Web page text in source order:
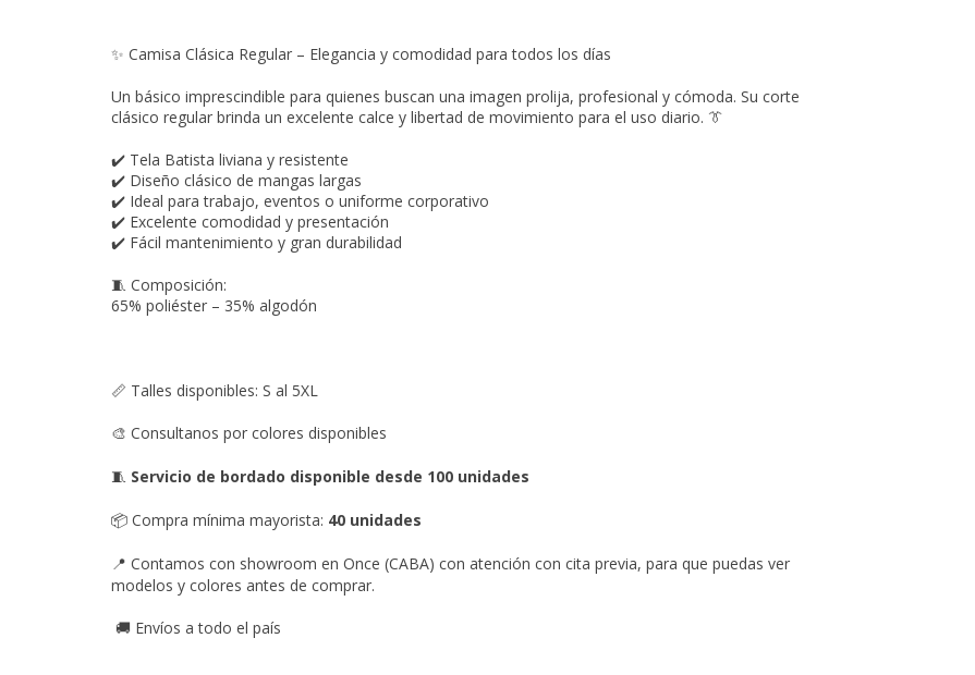
✨ Camisa Clásica Regular – Elegancia y comodidad para todos los días
Un básico imprescindible para quienes buscan una imagen prolija, profesional y cómoda. Su corte
clásico regular brinda un excelente calce y libertad de movimiento para el uso diario. 👔
✔️ Tela Batista liviana y resistente
✔️ Diseño clásico de mangas largas
✔️ Ideal para trabajo, eventos o uniforme corporativo
✔️ Excelente comodidad y presentación
✔️ Fácil mantenimiento y gran durabilidad
🧵 Composición:
65% poliéster – 35% algodón
📏 Talles disponibles: S al 5XL
🎨 Consultanos por colores disponibles
🧵 Servicio de bordado disponible desde 100 unidades
📦 Compra mínima mayorista: 40 unidades
📍 Contamos con showroom en Once (CABA) con atención con cita previa, para que puedas ver
modelos y colores antes de comprar.
🚚 Envíos a todo el país